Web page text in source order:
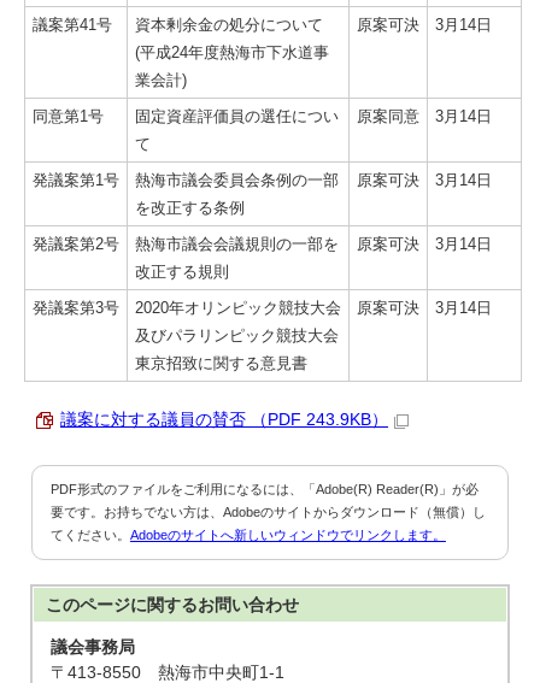
議案第41号
資本剰余金の処分について
(平成24年度熱海市下水道事
業会計)
原案可決 3月14日
同意第1号
固定資産評価員の選任につい
て
原案同意 3月14日
発議案第1号
熱海市議会委員会条例の一部
を改正する条例
原案可決 3月14日
発議案第2号
熱海市議会会議規則の一部を
改正する規則
原案可決 3月14日
発議案第3号
2020年オリンピック競技大会
及びパラリンピック競技大会
東京招致に関する意見書
原案可決 3月14日
議案に対する議員の賛否 （PDF 243.9KB）
PDF形式のファイルをご利用になるには、「Adobe(R) Reader(R)」が必
要です。お持ちでない方は、Adobeのサイトからダウンロード（無償）し
てください。 Adobeのサイトへ新しいウィンドウでリンクします。
このページに関するお問い合わせ
議会事務局
〒413-8550 熱海市中央町1-1